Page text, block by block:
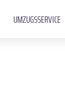
UMZUGSSERVICE